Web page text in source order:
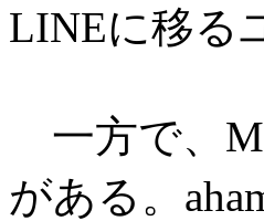
LINEに移る
一方で、
がある。